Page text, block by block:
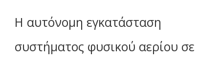
Η αυτόνομη εγκατάσταση
συστήματος φυσικού αερίου σε